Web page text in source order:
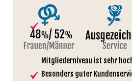
Mitgliederniveau ist sehr
Besonders guter